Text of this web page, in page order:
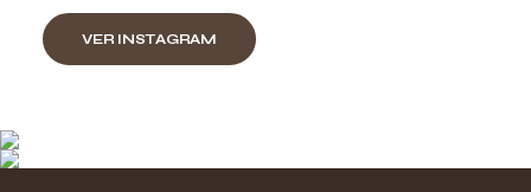
VER INSTAGRAM